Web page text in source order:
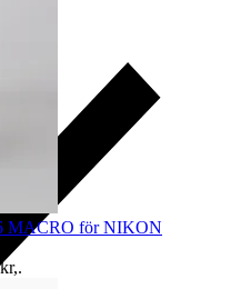
MACRO för NIKON
,.